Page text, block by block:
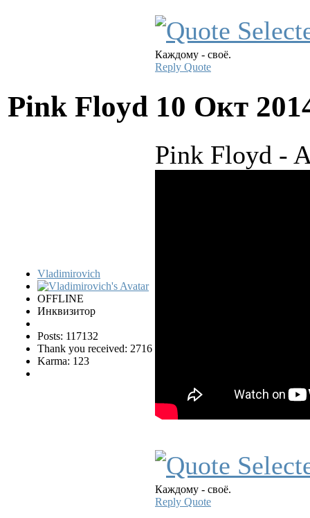
Каждому - своё.
Reply Quote
Pink Floyd 10 Окт
Vladimirovich
OFFLINE
Инквизитор
Posts: 117132
Thank you received: 2716
Karma: 123
Pink Floyd -
Каждому - своё.
Reply Quote